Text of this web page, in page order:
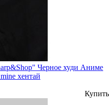
Черное худи Аниме
хентай
Купить